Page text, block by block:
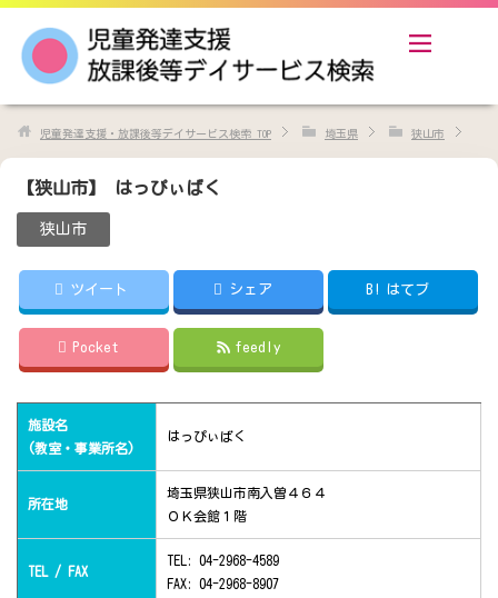
児童発達支援・放課後等デイサービス検索 TOP 埼玉県 狭山市
【狭山市】 はっぴぃばく
狭山市
ツイート シェア B! はてブ
Pocket feedly
施設名
(教室・事業所名)
はっぴぃばく
所在地
埼玉県狭山市南入曽４６４
ＯＫ会館１階
TEL / FAX
TEL: 04-2968-4589
FAX: 04-2968-8907